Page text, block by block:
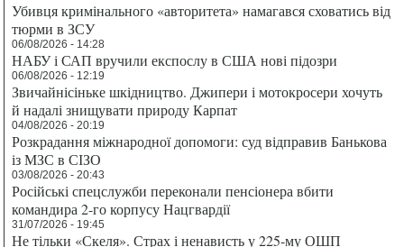
Убивця кримінального «авторитета» намагався сховатись від
тюрми в ЗСУ
06/08/2026 - 14:28
НАБУ і САП вручили експослу в США нові підозри
06/08/2026 - 12:19
Звичайнісіньке шкідництво. Джипери і мотокросери хочуть
й надалі знищувати природу Карпат
04/08/2026 - 20:19
Розкрадання міжнародної допомоги: суд відправив Банькова
із МЗС в СІЗО
03/08/2026 - 20:43
Російські спецслужби переконали пенсіонера вбити
командира 2-го корпусу Нацгвардії
31/07/2026 - 19:45
Не тільки «Скеля». Страх і ненависть у 225-му ОШП